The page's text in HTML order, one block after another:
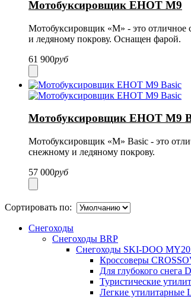
Мотобуксировщик ЕНОТ М9
Мотобуксировщик «М» - это отличное
и ледяному покрову. Оснащен фарой.
61 900руб
Мотобуксировщик ЕНОТ М9
Мотобуксировщик «М» Basic - это
снежному и ледяному покрову.
57 000руб
Сортировать по:
Снегоходы
Снегоходы BRP
Снегоходы SKI-DOO
Кроссоверы
Для глубокого снега
Туристические
Легкие